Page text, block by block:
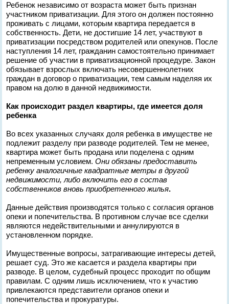
Ребенок независимо от возраста может быть признан
участником приватизации. Для этого он должен постоянно
проживать с лицами, которым квартира передается в
собственность. Дети, не достигшие 14 лет, участвуют в
приватизации посредством родителей или опекунов. После
наступления 14 лет, гражданин самостоятельно принимает
решение об участии в приватизационной процедуре. Закон
обязывает взрослых включать несовершеннолетних
граждан в договор о приватизации, тем самым наделяя их
правом на долю в данной недвижимости.
Как происходит раздел квартиры, где имеется доля
ребенка
Во всех указанных случаях доля ребенка в имуществе не
подлежит разделу при разводе родителей. Тем не менее,
квартира может быть продана или поделена с одним
непременным условием.Они обязаны предоставить
ребенку аналогичные квадратные метры в другой
недвижимости, либо включить его в состав
собственников вновь приобретенного жилья.
Данные действия производятся только с согласия органов
опеки и попечительства. В противном случае все сделки
являются недействительными и аннулируются в
установленном порядке.
Имущественные вопросы, затрагивающие интересы детей,
решает суд. Это же касается и раздела квартиры при
разводе. В целом, судебный процесс проходит по общим
правилам. С одним лишь исключением, что к участию
привлекаются представители органов опеки и
попечительства и прокуратуры.